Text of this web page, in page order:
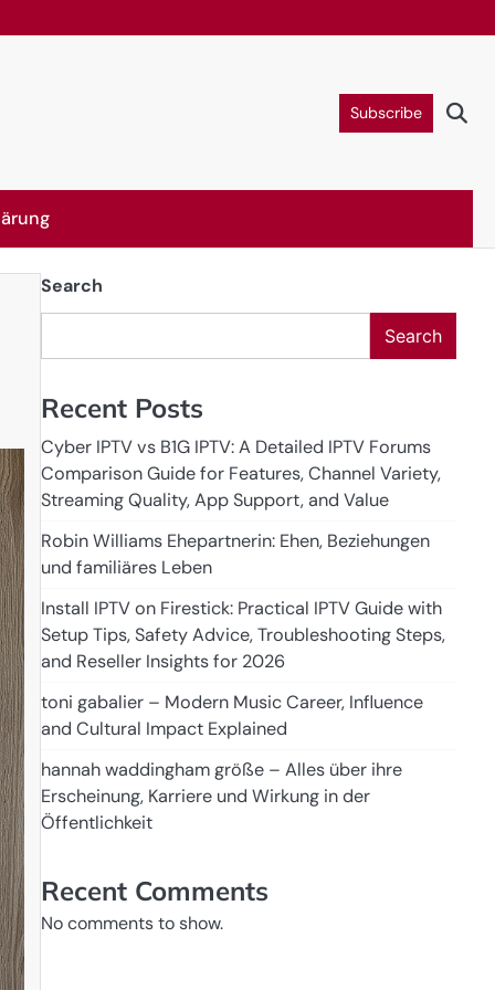
Subscribe
Search
Search
Recent Posts
Cyber IPTV vs B1G IPTV: A Detailed IPTV Forums
Comparison Guide for Features, Channel Variety,
Streaming Quality, App Support, and Value
Robin Williams Ehepartnerin: Ehen, Beziehungen
und familiäres Leben
Install IPTV on Firestick: Practical IPTV Guide with
Setup Tips, Safety Advice, Troubleshooting Steps,
and Reseller Insights for 2026
toni gabalier – Modern Music Career, Influence
and Cultural Impact Explained
hannah waddingham größe – Alles über ihre
Erscheinung, Karriere und Wirkung in der
Öffentlichkeit
Recent Comments
No comments to show.